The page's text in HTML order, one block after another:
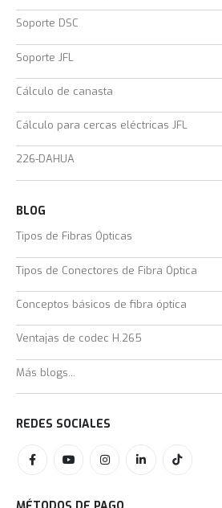
Soporte DSC
Soporte JFL
Cálculo de canasta
Cálculo para cercas eléctricas JFL
226-DAHUA
BLOG
Tipos de Fibras Ópticas
Tipos de Conectores de Fibra Óptica
Conceptos básicos de fibra óptica
Ventajas de codec H.265
Más blogs...
REDES SOCIALES